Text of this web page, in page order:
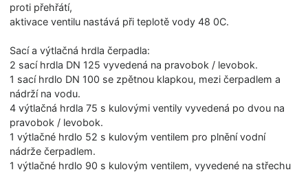
proti přehřátí,
aktivace ventilu nastává při teplotě vody 48 0C.
Sací a výtlačná hrdla čerpadla:
2 sací hrdla DN 125 vyvedená na pravobok / levobok.
1 sací hrdlo DN 100 se zpětnou klapkou, mezi čerpadlem a
nádrží na vodu.
4 výtlačná hrdla 75 s kulovými ventily vyvedená po dvou na
pravobok / levobok.
1 výtlačné hrdlo 52 s kulovým ventilem pro plnění vodní
nádrže čerpadlem.
1 výtlačné hrdlo 90 s kulovým ventilem, vyvedené na střechu